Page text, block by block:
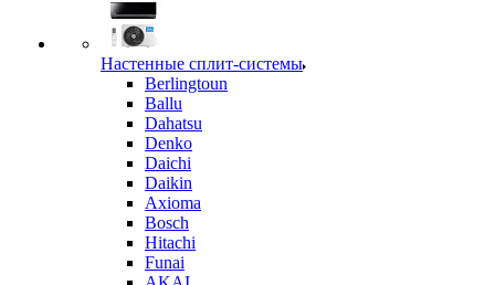
Настенные сплит-системы
Berlingtoun
Ballu
Dahatsu
Denko
Daichi
Daikin
Axioma
Bosch
Hitachi
Funai